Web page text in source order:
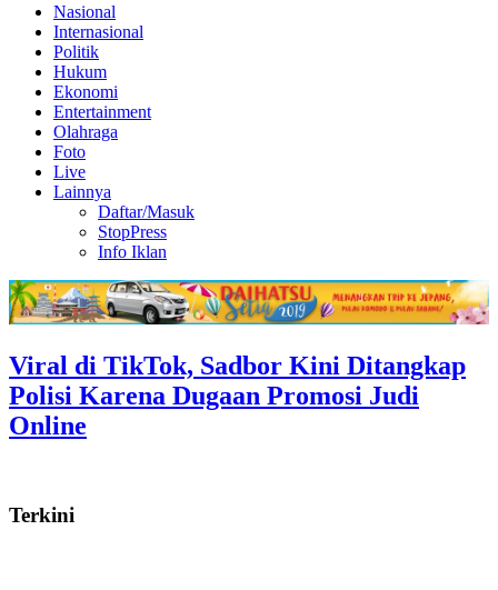
Nasional
Internasional
Politik
Hukum
Ekonomi
Entertainment
Olahraga
Foto
Live
Lainnya
Daftar/Masuk
StopPress
Info Iklan
Viral di TikTok, Sadbor Kini Ditangkap
Polisi Karena Dugaan Promosi Judi
Online
Terkini